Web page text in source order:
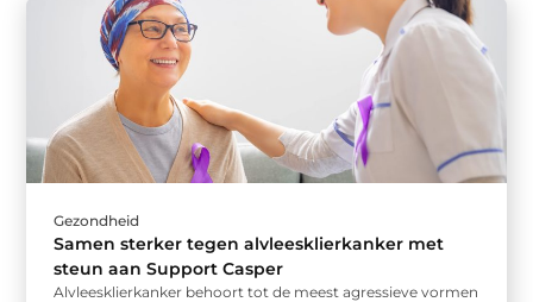
Gezondheid
Samen sterker tegen alvleesklierkanker met
steun aan Support Casper
Alvleesklierkanker behoort tot de meest agressieve vormen